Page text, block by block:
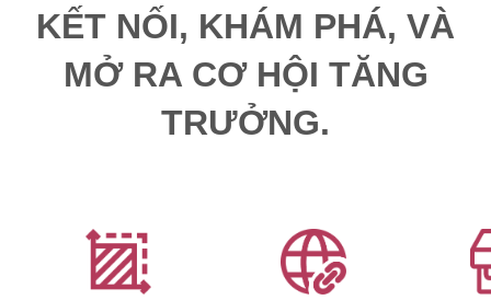
KẾT NỐI, KHÁM PHÁ, VÀ
MỞ RA CƠ HỘI TĂNG
TRƯỞNG.